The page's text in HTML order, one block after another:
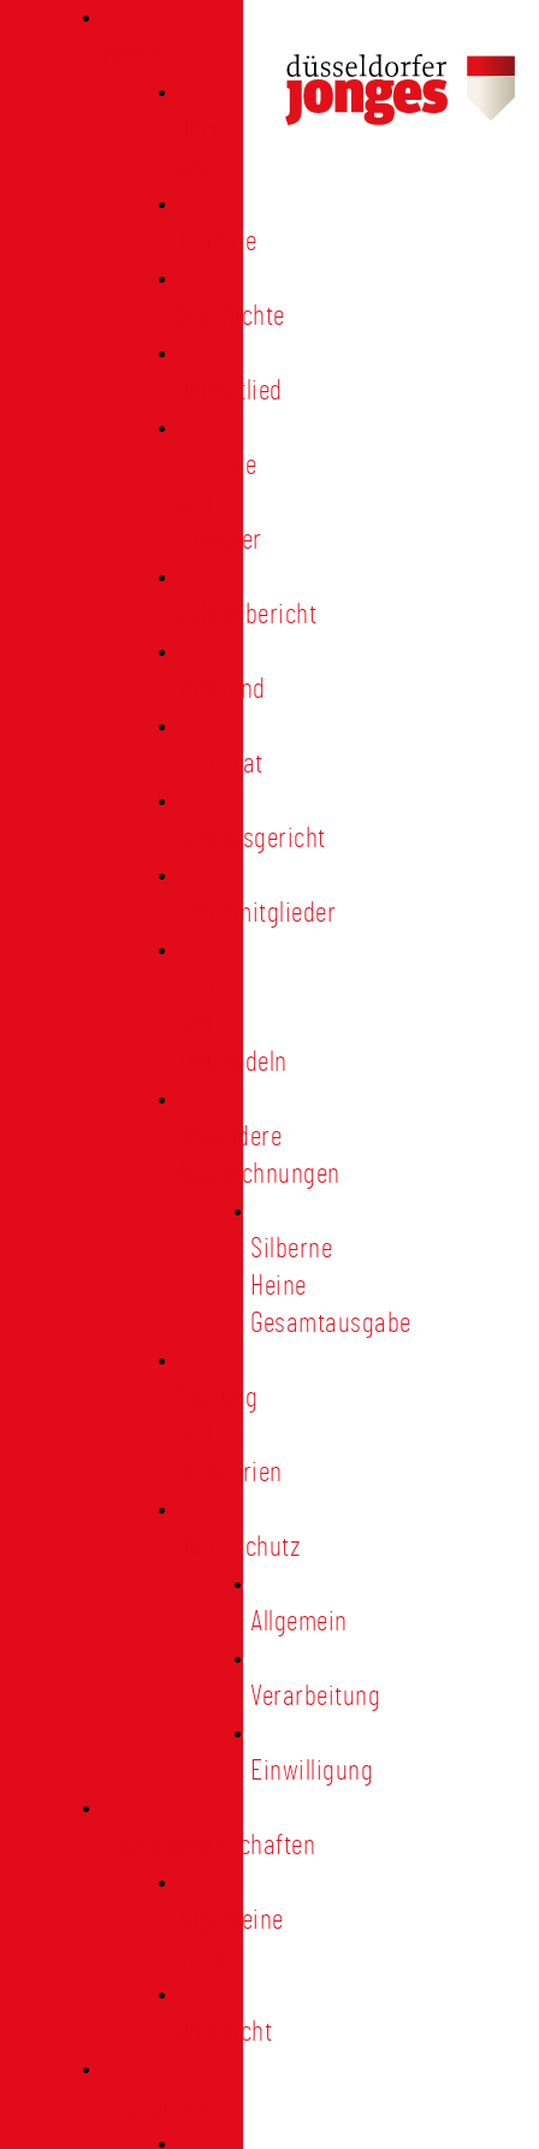
Termine
Geschichte
Heimatlied
Freunde
Förderer
Jahresbericht
Vorstand
Ehrenrat
Schiedsgericht
Ehrenmitglieder
Treunadeln
Besondere
Auszeichnungen
Silberne
Heine
Gesamtausgabe
Satzung
Regularien
Datenschutz
Allgemein
Verarbeitung
Einwilligung
Tischgemeinschaften
Allgemeine
Übersicht